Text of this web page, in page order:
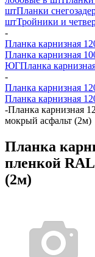
штПланки
штТройники и
-
Планка карнизная
Планка карнизная
ЮГПланка
-
Планка карнизная
Планка карнизная
-Планка карнизная
мокрый асфальт (2м)
Планка
пленкой
(2м)